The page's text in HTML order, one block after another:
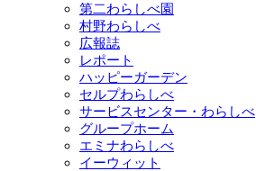
第二わらしべ園
村野わらしべ
広報誌
レポート
ハッピーガーデン
セルプわらしべ
サービスセンター・わらしべ
グループホーム
エミナわらしべ
イーウィット